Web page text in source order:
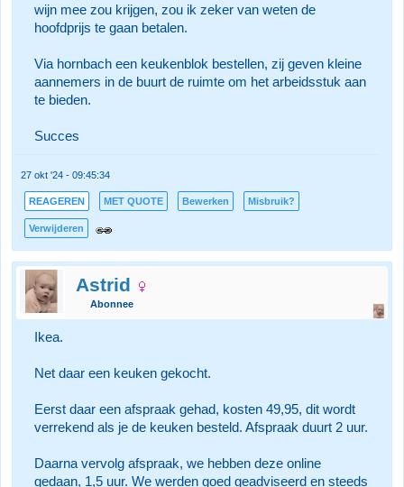
wijn mee zou krijgen, zou ik zeker van weten de
hoofdprijs te gaan betalen.
Via hornbach een keukenblok bestellen, zij geven kleine
aannemers in de buurt de ruimte om het arbeidsstuk aan
te bieden.
Succes
27 okt '24 - 09:45:34
REAGEREN MET QUOTE Bewerken Misbruik?
Verwijderen
Astrid
Abonnee
Ikea.
Net daar een keuken gekocht.
Eerst daar een afspraak gehad, kosten 49,95, dit wordt
verrekend als je de keuken besteld. Afspraak duurt 2 uur.
Daarna vervolg afspraak, we hebben deze online
gedaan, 1,5 uur. We werden goed geadviseerd en steeds